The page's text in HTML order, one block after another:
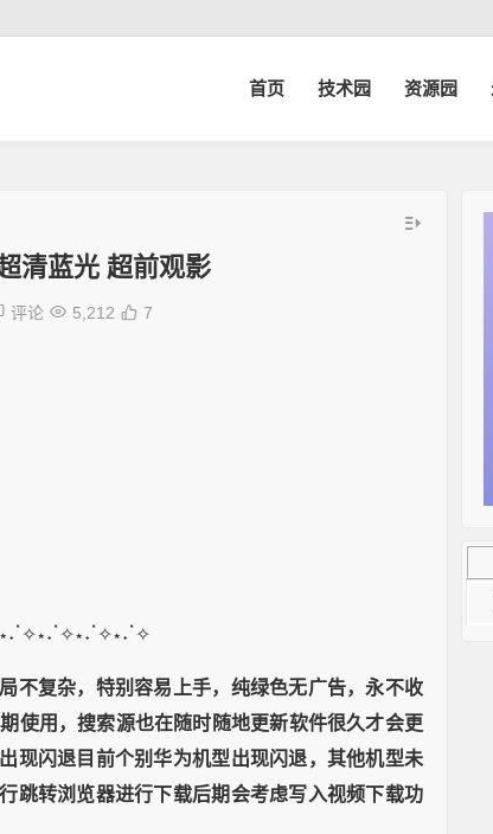
首页 技术园 资源园
清蓝光 超前观影
评论 5,212 7
不复杂，特别容易上手，纯绿色无广告，永不收
使用，搜索源也在随时随地更新软件很久才会更
现闪退目前个别华为机型出现闪退，其他机型未
跳转浏览器进行下载后期会考虑写入视频下载功